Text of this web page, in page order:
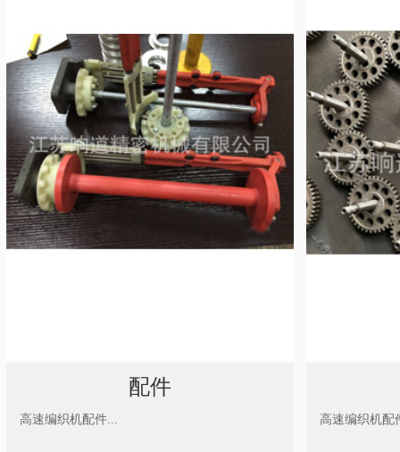
配件
高速编织机配件... 高速编织机配